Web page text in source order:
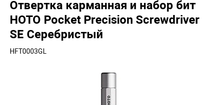
Отвертка карманная и набор бит
HOTO Pocket Precision Screwdriver
SE Серебристый
HFT0003GL